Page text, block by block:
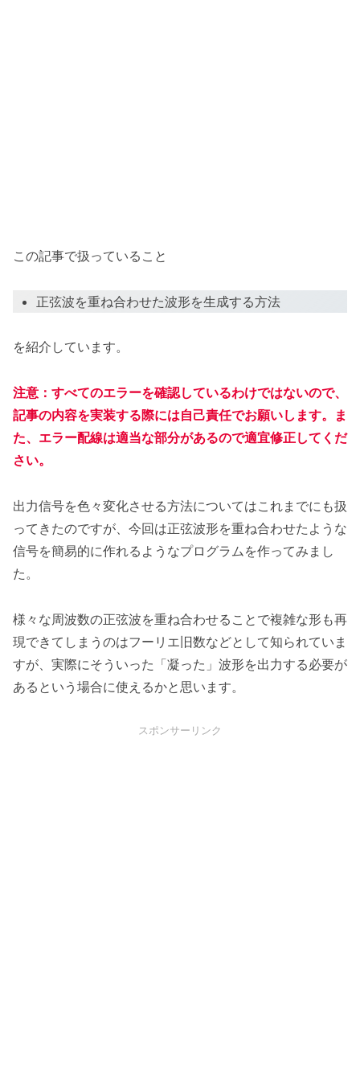
この記事で扱っていること
正弦波を重ね合わせた波形を生成する方法
を紹介しています。
注意：すべてのエラーを確認しているわけではないので、
記事の内容を実装する際には自己責任でお願いします。ま
た、エラー配線は適当な部分があるので適宜修正してくだ
さい。
出力信号を色々変化させる方法についてはこれまでにも扱
ってきたのですが、今回は正弦波形を重ね合わせたような
信号を簡易的に作れるようなプログラムを作ってみまし
た。
様々な周波数の正弦波を重ね合わせることで複雑な形も再
現できてしまうのはフーリエ旧数などとして知られていま
すが、実際にそういった「凝った」波形を出力する必要が
あるという場合に使えるかと思います。
スポンサーリンク